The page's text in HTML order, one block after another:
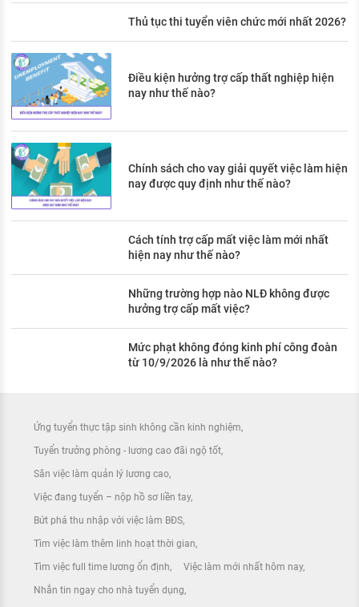
Thủ tục thi tuyển viên chức mới nhất 2026?
Điều kiện hưởng trợ cấp thất nghiệp hiện
nay như thế nào?
Chính sách cho vay giải quyết việc làm hiện
nay được quy định như thế nào?
Cách tính trợ cấp mất việc làm mới nhất
hiện nay như thế nào?
Những trường hợp nào NLĐ không được
hưởng trợ cấp mất việc?
Mức phạt không đóng kinh phí công đoàn
từ 10/9/2026 là như thế nào?
Ứng tuyển thực tập sinh không cần kinh nghiệm
Tuyển trưởng phòng - lương cao đãi ngộ tốt
Săn việc làm quản lý lương cao
Việc đang tuyển – nộp hồ sơ liền tay
Bứt phá thu nhập với việc làm BĐS
Tìm việc làm thêm linh hoạt thời gian
Tìm việc full time lương ổn định Việc làm mới nhất hôm nay
Nhắn tin ngay cho nhà tuyển dụng